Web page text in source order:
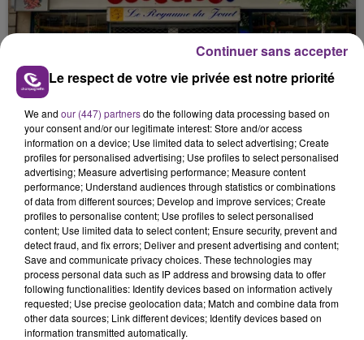
LE MAGASIN JOUÉCLUB DE REIMS FERME
SES PORTES
C'était l'une des institutions du centre-ville
rémois. Le magasin JouéClub est contraint de
fermer ses portes.
TITRES DIFFUSÉS
6h04
6h04 6h00
6h00
Le respect de votre vie privée est notre priorité
We and our (447) partnersdo the following data processing based on
your consent and/or our legitimate interest: Store and/or access
information on a device; Use limited data to select advertising; Create
profiles for personalised advertising; Use profiles to select personalised
advertising; Measure advertising performance; Measure content
performance; Understand audiences through statistics or combinations
of data from different sources; Develop and improve services; Create
profiles to personalise content; Use profiles to select personalised
content; Use limited data to select content; Ensure security, prevent and
detect fraud, and fix errors; Deliver and present advertising and content;
Save and communicate privacy choices. These technologies may
process personal data such as IP address and browsing data to offer
following functionalities: Identify devices based on information actively
requested; Use precise geolocation data; Match and combine data from
other data sources; Link different devices; Identify devices based on
information transmitted automatically.
Continuer sans accepter